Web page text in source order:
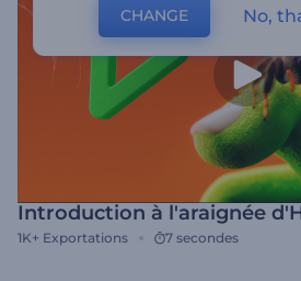
Introduction à l'araignée
1K+ Exportations 7 secondes
CHANGE No,